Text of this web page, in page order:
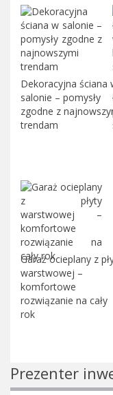
Dekoracyjna ściana
salonie – pomysły
zgodne z
trendam
Garaż ocieplany z
warstwowej –
komfortowe
rozwiązanie na cały
rok
Prezenter